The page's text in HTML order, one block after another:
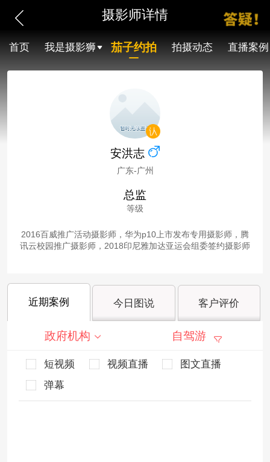
摄影师详情
首页 我是摄影狮 茄子约拍 拍摄动态 直播案例
安洪志
广东-广州
总监
等级
2016百威推广活动摄影师，华为p10上市发布专用摄影师，腾
讯云校园推广摄影师，2018印尼雅加达亚运会组委签约摄影师
近期案例 今日图说 客户评价
政府机构 自驾游
短视频 视频直播
图文直播
弹幕